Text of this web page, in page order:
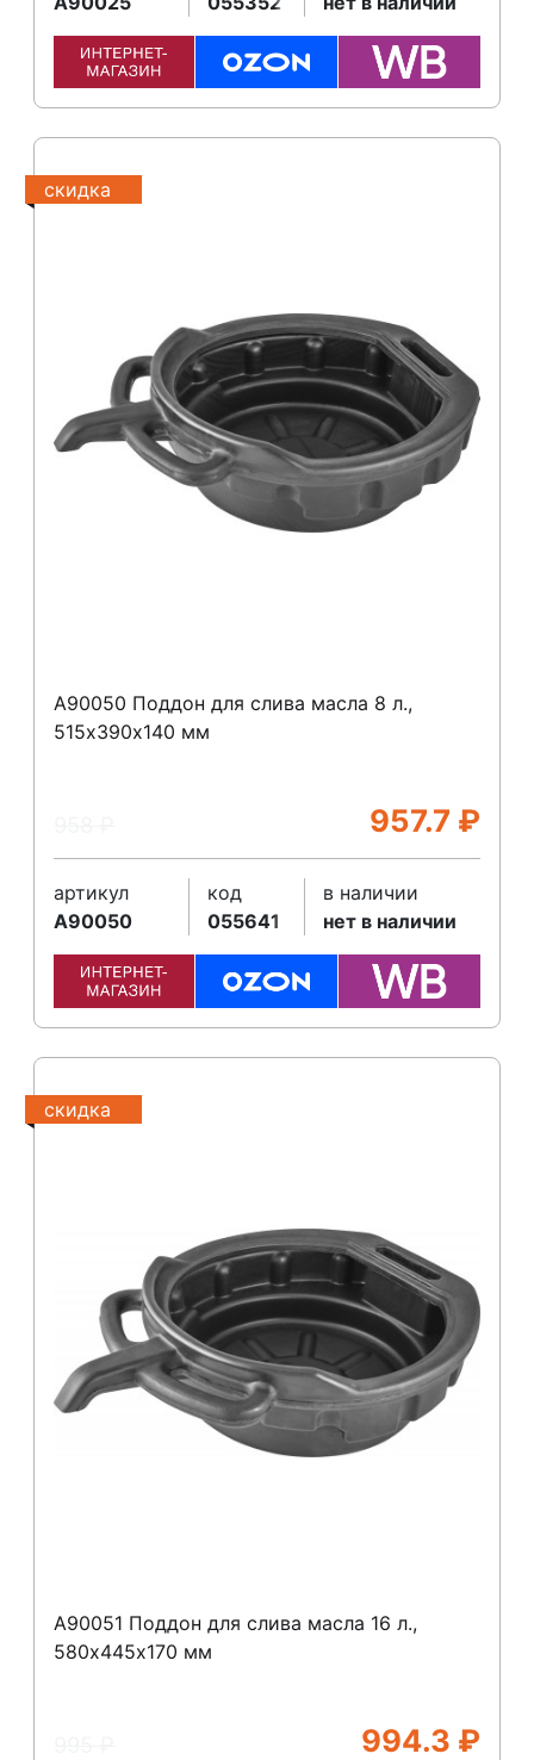
скидка
A90050 Поддон для слива масла 8 л.,
515х390х140 мм
957.7 ₽
артикул
A90050
код
055641
в наличии
нет в наличии
скидка
A90051 Поддон для слива масла 16 л.,
580х445х170 мм
994.3 ₽